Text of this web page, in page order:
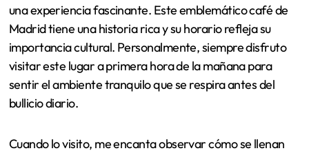
una experiencia fascinante. Este emblemático café de
Madrid tiene una historia rica y su horario refleja su
importancia cultural. Personalmente, siempre disfruto
visitar este lugar a primera hora de la mañana para
sentir el ambiente tranquilo que se respira antes del
bullicio diario.
Cuando lo visito, me encanta observar cómo se llenan